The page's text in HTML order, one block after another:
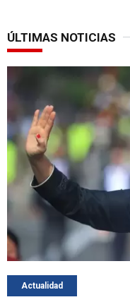
ÚLTIMAS NOTICIAS
Actualidad